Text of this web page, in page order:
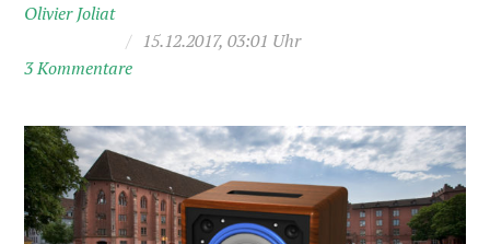
Olivier Joliat
/ 15.12.2017, 03:01 Uhr
3 Kommentare